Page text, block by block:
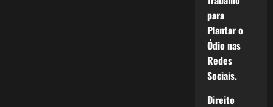
para
Plantar o
Ódio nas
Redes
Sociais.
Direito